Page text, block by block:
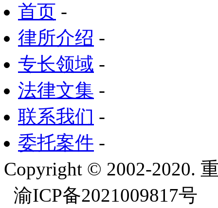
首页 -
律所介绍 -
专长领域 -
法律文集 -
联系我们 -
委托案件 -
Copyright © 2002-2020.
渝ICP备2021009817号